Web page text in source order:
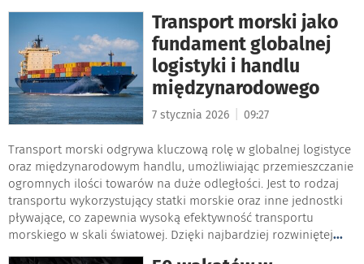
Transport morski jako
fundament globalnej
logistyki i handlu
międzynarodowego
7 stycznia 2026 09:27
Transport morski odgrywa kluczową rolę w globalnej logistyce
oraz międzynarodowym handlu, umożliwiając przemieszczanie
ogromnych ilości towarów na duże odległości. Jest to rodzaj
transportu wykorzystujący statki morskie oraz inne jednostki
pływające, co zapewnia wysoką efektywność transportu
morskiego w skali światowej. Dzięki najbardziej rozwiniętej...